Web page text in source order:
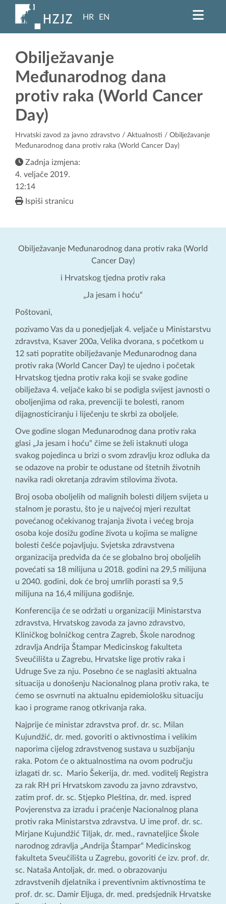
HR EN
Obilježavanje
Međunarodnog dana
protiv raka (World Cancer
Day)
Hrvatski zavod za javno zdravstvo / Aktualnosti / Obilježavanje
Međunarodnog dana protiv raka (World Cancer Day)
Zadnja izmjena:
4. veljače 2019.
12:14
Ispiši stranicu
Obilježavanje Međunarodnog dana protiv raka (World
Cancer Day)
i Hrvatskog tjedna protiv raka
„Ja jesam i hoću“
Poštovani,
pozivamo Vas da u ponedjeljak 4. veljače u Ministarstvu
zdravstva, Ksaver 200a, Velika dvorana, s početkom u
12 sati popratite obilježavanje Međunarodnog dana
protiv raka (World Cancer Day) te ujedno i početak
Hrvatskog tjedna protiv raka koji se svake godine
obilježava 4. veljače kako bi se podigla svijest javnosti o
oboljenjima od raka, prevenciji te bolesti, ranom
dijagnosticiranju i liječenju te skrbi za oboljele.
Ove godine slogan Međunarodnog dana protiv raka
glasi „Ja jesam i hoću“ čime se želi istaknuti uloga
svakog pojedinca u brizi o svom zdravlju kroz odluka da
se odazove na probir te odustane od štetnih životnih
navika radi okretanja zdravim stilovima života.
Broj osoba oboljelih od malignih bolesti diljem svijeta u
stalnom je porastu, što je u najvećoj mjeri rezultat
povećanog očekivanog trajanja života i većeg broja
osoba koje dosižu godine života u kojima se maligne
bolesti češće pojavljuju. Svjetska zdravstvena
organizacija predviđa da će se globalno broj oboljelih
povećati sa 18 milijuna u 2018. godini na 29,5 milijuna
u 2040. godini, dok će broj umrlih porasti sa 9,5
milijuna na 16,4 milijuna godišnje.
Konferencija će se održati u organizaciji Ministarstva
zdravstva, Hrvatskog zavoda za javno zdravstvo,
Kliničkog bolničkog centra Zagreb, Škole narodnog
zdravlja Andrija Štampar Medicinskog fakulteta
Sveučilišta u Zagrebu, Hrvatske lige protiv raka i
Udruge Sve za nju. Posebno će se naglasiti aktualna
situacija u donošenju Nacionalnog plana protiv raka, te
ćemo se osvrnuti na aktualnu epidemiološku situaciju
kao i programe ranog otkrivanja raka.
Najprije će ministar zdravstva prof. dr. sc. Milan
Kujundžić, dr. med. govoriti o aktivnostima i velikim
naporima cijelog zdravstvenog sustava u suzbijanju
raka. Potom će o aktualnostima na ovom području
izlagati dr. sc. Mario Šekerija, dr. med. voditelj Registra
za rak RH pri Hrvatskom zavodu za javno zdravstvo,
zatim prof. dr. sc. Stjepko Pleština, dr. med. ispred
Povjerenstva za izradu i praćenje Nacionalnog plana
protiv raka Ministarstva zdravstva. U ime prof. dr. sc.
Mirjane Kujundžić Tiljak, dr. med., ravnateljice Škole
narodnog zdravlja „Andrija Štampar“ Medicinskog
fakulteta Sveučilišta u Zagrebu, govoriti će izv. prof. dr.
sc. Nataša Antoljak, dr. med. o obrazovanju
zdravstvenih djelatnika i preventivnim aktivnostima te
prof. dr. sc. Damir Eljuga, dr. med. predsjednik Hrvatske